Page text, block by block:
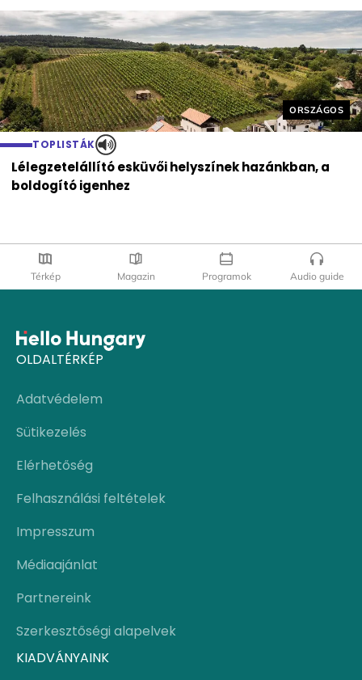
Helyszín
ORSZÁGOS
TOPLISTÁK
Lélegzetelállító esküvői helyszínek hazánkban, a
boldogító igenhez
Térkép Magazin Programok Audio guide
OLDALTÉRKÉP
Adatvédelem
Sütikezelés
Elérhetőség
Felhasználási feltételek
Impresszum
Médiaajánlat
Partnereink
Szerkesztőségi alapelvek
KIADVÁNYAINK